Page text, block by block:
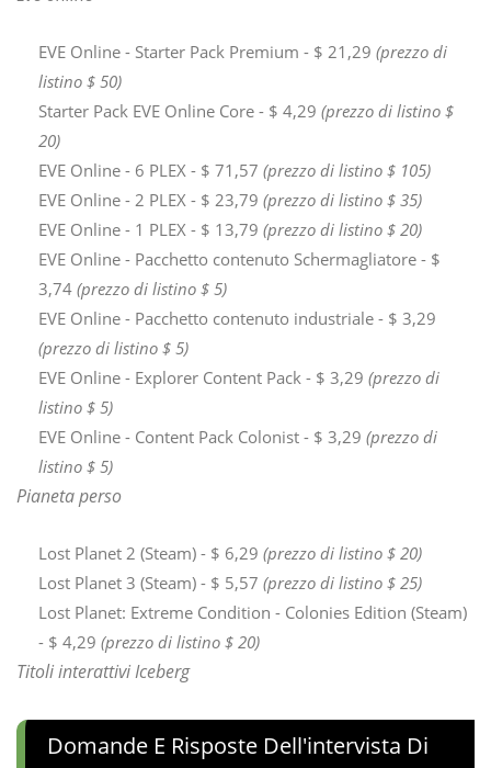
EVE Online - Starter Pack Premium - $ 21,29 (prezzo di
listino $ 50)
Starter Pack EVE Online Core - $ 4,29 (prezzo di listino $
20)
EVE Online - 6 PLEX - $ 71,57 (prezzo di listino $ 105)
EVE Online - 2 PLEX - $ 23,79 (prezzo di listino $ 35)
EVE Online - 1 PLEX - $ 13,79 (prezzo di listino $ 20)
EVE Online - Pacchetto contenuto Schermagliatore - $
3,74 (prezzo di listino $ 5)
EVE Online - Pacchetto contenuto industriale - $ 3,29
(prezzo di listino $ 5)
EVE Online - Explorer Content Pack - $ 3,29 (prezzo di
listino $ 5)
EVE Online - Content Pack Colonist - $ 3,29 (prezzo di
listino $ 5)
Pianeta perso
Lost Planet 2 (Steam) - $ 6,29 (prezzo di listino $ 20)
Lost Planet 3 (Steam) - $ 5,57 (prezzo di listino $ 25)
Lost Planet: Extreme Condition - Colonies Edition (Steam)
- $ 4,29 (prezzo di listino $ 20)
Titoli interattivi Iceberg
Domande E Risposte Dell'intervista Di